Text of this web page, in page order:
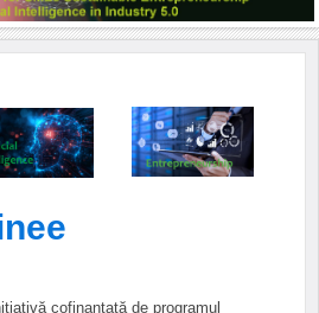
cofinanțată de programul